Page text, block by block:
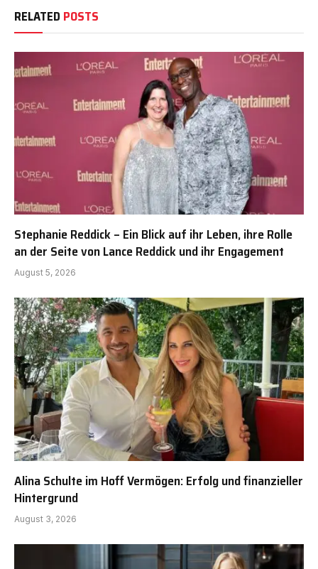
RELATED POSTS
Stephanie Reddick – Ein Blick auf ihr Leben, ihre Rolle
an der Seite von Lance Reddick und ihr Engagement
August 5, 2026
Alina Schulte im Hoff Vermögen: Erfolg und finanzieller
Hintergrund
August 3, 2026